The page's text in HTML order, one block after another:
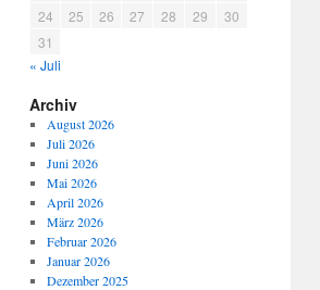
24
25 26 27 28 29
30
31
« Juli
Archiv
August 2026
Juli 2026
Juni 2026
Mai 2026
April 2026
März 2026
Februar 2026
Januar 2026
Dezember 2025